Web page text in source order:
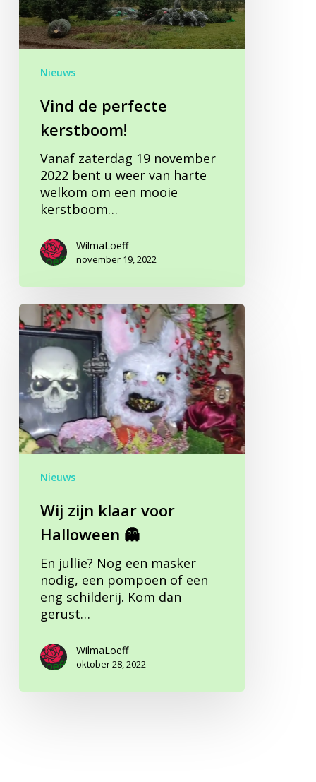
Nieuws
Vind de perfecte
kerstboom!
Vanaf zaterdag 19 november
2022 bent u weer van harte
welkom om een mooie
kerstboom…
WilmaLoeff
november 19, 2022
Wij
zijn
klaar
voor
Halloween
👻
Nieuws
Wij zijn klaar voor
Halloween 👻
En jullie? Nog een masker
nodig, een pompoen of een
eng schilderij. Kom dan
gerust…
WilmaLoeff
oktober 28, 2022